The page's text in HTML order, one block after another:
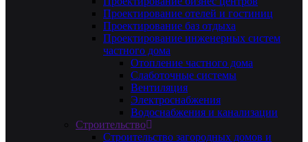
Проектирование отелей и гостиниц
Проектирование баз отдыха
Проектирование инженерных систем
частного дома
Отопление частного дома
Слаботочные системы
Вентиляция
Электроснабжения
Водоснабжения и канализации
Строительство
Строительство загородных домов и